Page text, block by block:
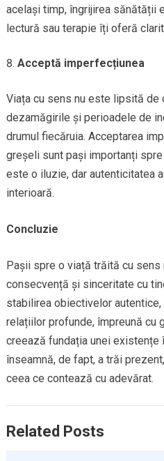
același timp, îngrijirea sănătății
lectură sau terapie îți oferă
Acceptă imperfecțiunea
Viața cu sens nu este lipsită de
dezamăgirile și perioadele de
drumul fiecăruia. Acceptarea
greșeli sunt pași importanți
este o iluzie, dar autenticitatea
interioară.
Concluzie
Pașii spre o viață trăită cu sens
consecvență și sinceritate cu
stabilirea obiectivelor
relațiilor profunde, împreună cu
creează fundația unei existențe
înseamnă, de fapt, a trăi
ceea ce contează cu adevărat.
Related Posts